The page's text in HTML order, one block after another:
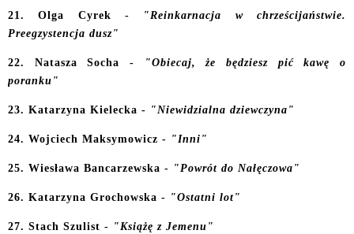
21. Olga Cyrek -
"Reinkarnacja w chrześcijaństwie.
Preegzystencja dusz"
22. Natasza Socha -
"Obiecaj, że będziesz pić kawę o
poranku"
23. Katarzyna Kielecka - "Niewidzialna dziewczyna"
24. Wojciech Maksymowicz - "Inni"
25. Wiesława Bancarzewska - "Powrót do Nałęczowa"
26. Katarzyna Grochowska - "Ostatni lot"
27. Stach Szulist - "Książę z Jemenu"